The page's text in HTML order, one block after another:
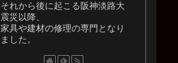
それから後に起こる阪神淡路大
震災以降、
家具や建材の修理の専門となり
ました。